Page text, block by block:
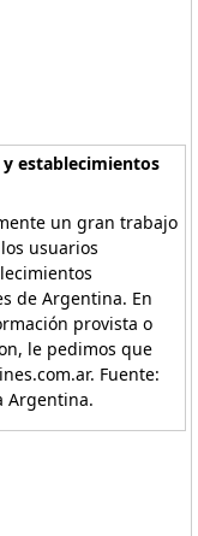
establecimientos
un gran trabajo
usuarios
de Argentina. En
provista o
le pedimos que
Fuente:
Argentina.